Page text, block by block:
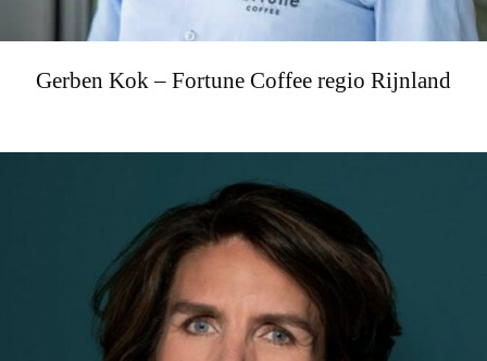
Gerben Kok – Fortune Coffee regio Rijnland